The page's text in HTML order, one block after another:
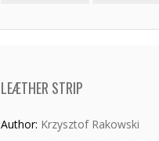
LEÆTHER STRIP
Author: Krzysztof Rakowski